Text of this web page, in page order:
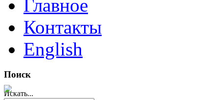
Главное
Контакты
English
Поиск
Искать...